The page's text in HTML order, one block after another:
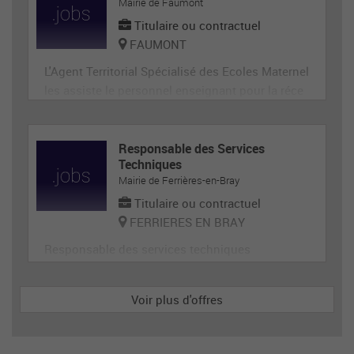
Titulaire ou contractuel
FAUMONT
L'Agent Territorial Spécialisé des Ecoles Maternel
ux et le matériel servant directement aux enfant
s. En tant que membre de la communauté éduca
tive, il p
Responsable des Services
Techniques
Mairie de Ferrières-en-Bray
Titulaire ou contractuel
FERRIERES EN BRAY
Voir plus d'offres